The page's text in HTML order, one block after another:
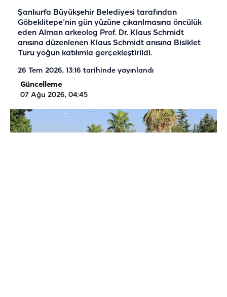
Şanlıurfa Büyükşehir Belediyesi tarafından
Göbeklitepe'nin gün yüzüne çıkarılmasına öncülük
eden Alman arkeolog Prof. Dr. Klaus Schmidt
anısına düzenlenen Klaus Schmidt anısına Bisiklet
Turu yoğun katılımla gerçekleştirildi.
26 Tem 2026, 13:16 tarihinde yayınlandı
Güncelleme
07 Ağu 2026, 04:45